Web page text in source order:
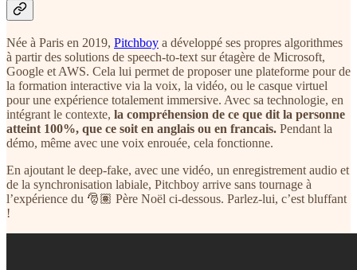
Née à Paris en 2019, Pitchboy a développé ses propres algorithmes
à partir des solutions de speech-to-text sur étagère de Microsoft,
Google et AWS. Cela lui permet de proposer une plateforme pour de
la formation interactive via la voix, la vidéo, ou le casque virtuel
pour une expérience totalement immersive. Avec sa technologie, en
intégrant le contexte, la compréhension de ce que dit la personne
atteint 100%, que ce soit en anglais ou en francais. Pendant la
démo, même avec une voix enrouée, cela fonctionne.
En ajoutant le deep-fake, avec une vidéo, un enregistrement audio et
de la synchronisation labiale, Pitchboy arrive sans tournage à
l’expérience du 🎅🏽 Père Noël ci-dessous. Parlez-lui, c’est bluffant
!